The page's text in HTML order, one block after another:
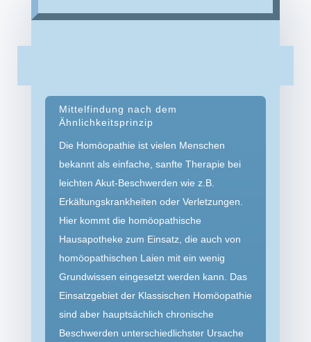
Mittelfindung nach dem
Ähnlichkeitsprinzip
Die Homöopathie ist vielen Menschen
bekannt als einfache, sanfte Therapie bei
leichten Akut-Beschwerden wie z.B.
Erkältungs­krankheiten oder Verletzungen.
Hier kommt die homöopathische
Hausapotheke zum Einsatz, die auch von
homöo­pathischen Laien mit ein wenig
Grundwissen eingesetzt werden kann. Das
Einsatzgebiet der Klassischen Homöopathie
sind aber hauptsächlich chronische
Beschwerden unterschied­lichster Ursache